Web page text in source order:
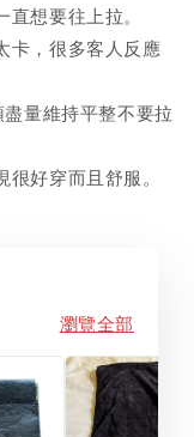
想要往上拉。
卡，很多客人反應
量維持平整不要拉
好穿而且舒服。
瀏覽全部